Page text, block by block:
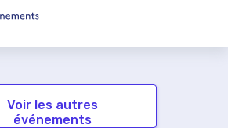
Voir les autres
événements